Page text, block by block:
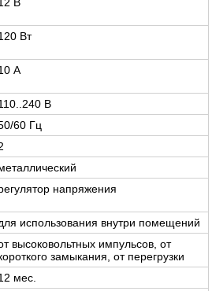
Вт
А
В
60 Гц
напряжения
использования внутри помещений
высоковольтных импульсов, от
замыкания, от перегрузки
мес.